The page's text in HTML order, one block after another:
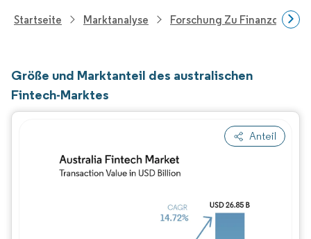
Startseite Marktanalyse Forschung Zu
Größe und Marktanteil des australischen
Fintech-Marktes
Anteil